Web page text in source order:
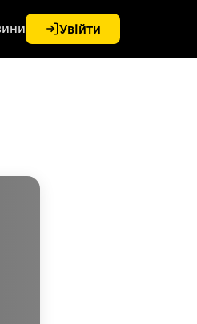
Увійти